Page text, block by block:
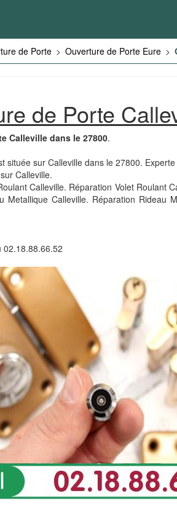
de Porte > Ouverture de Porte Eure >
de Porte
Calleville dans le 27800.
située sur Calleville dans le 27800.
Calleville.
Calleville. Réparation Volet Roulant
Metallique Calleville. Réparation Rideau
02.18.88.66.52